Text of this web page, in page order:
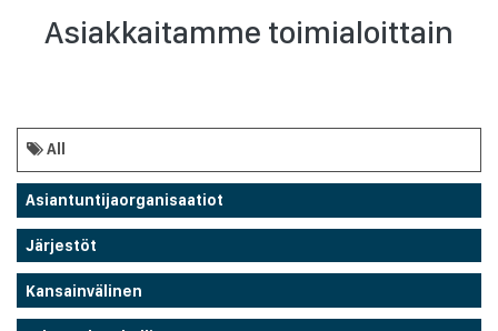
Asiakkaitamme toimialoittain
All
Asiantuntijaorganisaatiot
Järjestöt
Kansainvälinen